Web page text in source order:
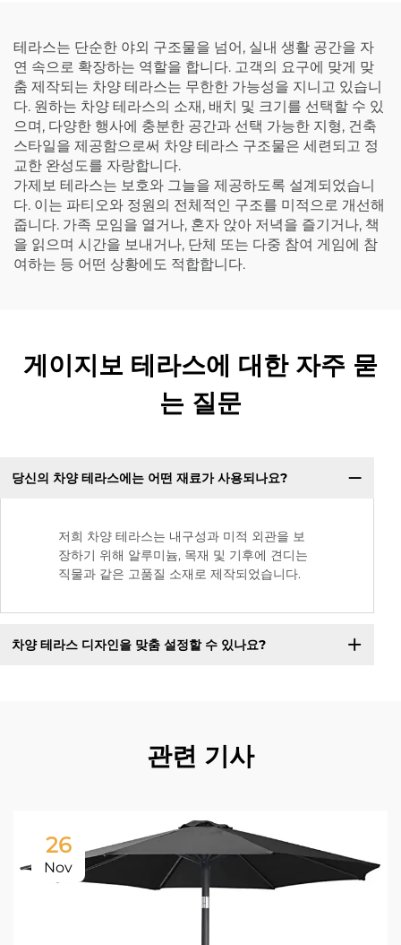
테라스는 단순한 야외 구조물을 넘어, 실내 생활 공간을 자
연 속으로 확장하는 역할을 합니다. 고객의 요구에 맞게 맞
춤 제작되는 차양 테라스는 무한한 가능성을 지니고 있습니
다. 원하는 차양 테라스의 소재, 배치 및 크기를 선택할 수 있
으며, 다양한 행사에 충분한 공간과 선택 가능한 지형, 건축
스타일을 제공함으로써 차양 테라스 구조물은 세련되고 정
교한 완성도를 자랑합니다.
가제보 테라스는 보호와 그늘을 제공하도록 설계되었습니
다. 이는 파티오와 정원의 전체적인 구조를 미적으로 개선해
줍니다. 가족 모임을 열거나, 혼자 앉아 저녁을 즐기거나, 책
을 읽으며 시간을 보내거나, 단체 또는 다중 참여 게임에 참
여하는 등 어떤 상황에도 적합합니다.
게이지보 테라스에 대한 자주 묻
는 질문
당신의 차양 테라스에는 어떤 재료가 사용되나요?
저희 차양 테라스는 내구성과 미적 외관을 보
장하기 위해 알루미늄, 목재 및 기후에 견디는
직물과 같은 고품질 소재로 제작되었습니다.
차양 테라스 디자인을 맞춤 설정할 수 있나요?
관련 기사
26
Nov